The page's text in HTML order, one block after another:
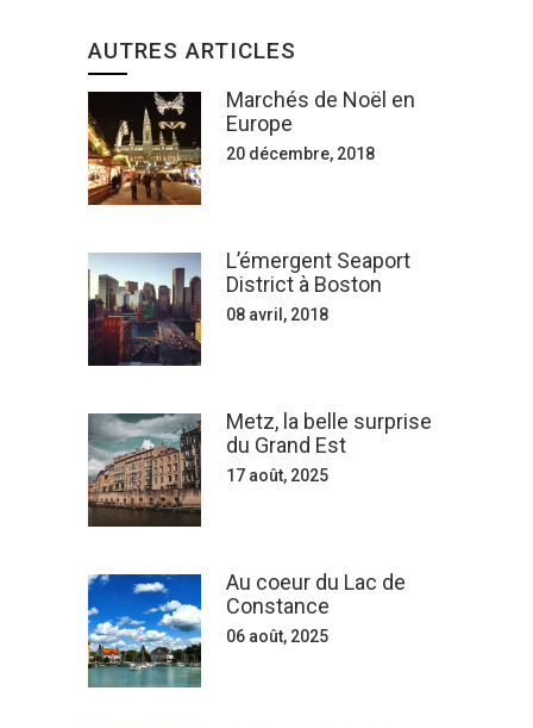
AUTRES ARTICLES
Marchés de Noël en
Europe
20 décembre, 2018
L’émergent Seaport
District à Boston
08 avril, 2018
Metz, la belle surprise
du Grand Est
17 août, 2025
Au coeur du Lac de
Constance
06 août, 2025